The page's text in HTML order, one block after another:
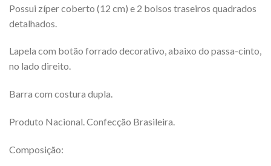
Possui zíper coberto (12 cm) e 2 bolsos traseiros quadrados
detalhados.
Lapela com botão forrado decorativo, abaixo do passa-cinto,
no lado direito.
Barra com costura dupla.
Produto Nacional. Confecção Brasileira.
Composição: